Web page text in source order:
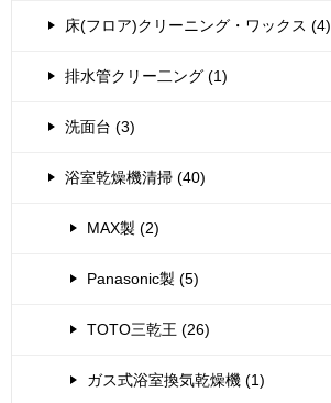
床(フロア)クリーニング・ワックス (4)
排水管クリー二ング (1)
洗面台 (3)
浴室乾燥機清掃 (40)
MAX製 (2)
Panasonic製 (5)
TOTO三乾王 (26)
ガス式浴室換気乾燥機 (1)